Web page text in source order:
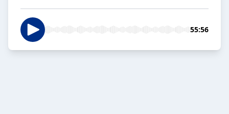
55:56